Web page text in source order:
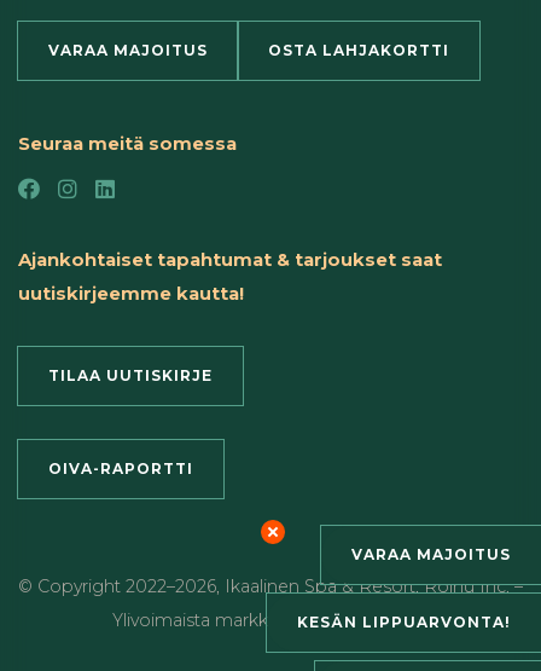
VARAA MAJOITUS
KESÄN LIPPUARVONTA!
VARAA MAJOITUS OSTA LAHJAKORTTI
Seuraa meitä somessa
Ajankohtaiset tapahtumat & tarjoukset saat
uutiskirjeemme kautta!
TILAA UUTISKIRJE
OIVA-RAPORTTI
© Copyright 2022–2026, Ikaalinen Spa & Resort,Roihu Inc. –
Ylivoimaista markkinointia ja viestintää